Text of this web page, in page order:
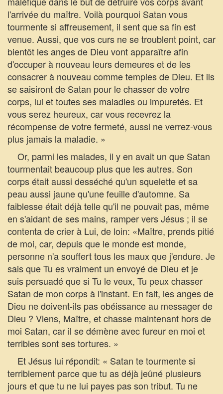
l'arrivée du maître. Voilà pourquoi Satan vous
tourmente si affreusement, il sent que sa fin est
venue. Aussi, que vos curs ne se troublent point, car
bientôt les anges de Dieu vont apparaître afin
d'occuper à nouveau leurs demeures et de les
consacrer à nouveau comme temples de Dieu. Et ils
se saisiront de Satan pour le chasser de votre
corps, lui et toutes ses maladies ou impuretés. Et
vous serez heureux, car vous recevrez la
récompense de votre fermeté, aussi ne verrez-vous
plus jamais la maladie. »
Or, parmi les malades, il y en avait un que Satan
tourmentait beaucoup plus que les autres. Son
corps était aussi desséché qu'un squelette et sa
peau aussi jaune qu'une feuille d'automne. Sa
faiblesse était déjà telle qu'il ne pouvait pas, même
en s'aidant de ses mains, ramper vers Jésus ; il se
contenta de crier à Lui, de loin: «Maître, prends pitié
de moi, car, depuis que le monde est monde,
personne n'a souffert tous les maux que j'endure. Je
sais que Tu es vraiment un envoyé de Dieu et je
suis persuadé que si Tu le veux, Tu peux chasser
Satan de mon corps à l'instant. En fait, les anges de
Dieu ne doivent-ils pas obéissance au messager de
Dieu ? Viens, Maître, et chasse maintenant hors de
moi Satan, car il se démène avec fureur en moi et
terribles sont ses tortures. »
Et Jésus lui répondit: « Satan te tourmente si
terriblement parce que tu as déjà jeûné plusieurs
jours et que tu ne lui payes pas son tribut. Tu ne